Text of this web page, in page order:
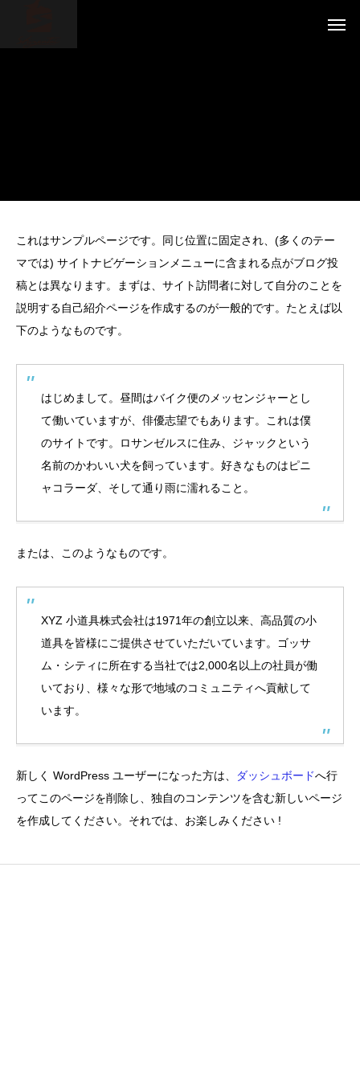
これはサンプルページです。同じ位置に固定され、(多くのテー
マでは) サイトナビゲーションメニューに含まれる点がブログ投
稿とは異なります。まずは、サイト訪問者に対して自分のことを
説明する自己紹介ページを作成するのが一般的です。たとえば以
下のようなものです。
はじめまして。昼間はバイク便のメッセンジャーとし
て働いていますが、俳優志望でもあります。これは僕
のサイトです。ロサンゼルスに住み、ジャックという
名前のかわいい犬を飼っています。好きなものはピニ
ャコラーダ、そして通り雨に濡れること。
または、このようなものです。
XYZ 小道具株式会社は1971年の創立以来、高品質の小
道具を皆様にご提供させていただいています。ゴッサ
ム・シティに所在する当社では2,000名以上の社員が働
いており、様々な形で地域のコミュニティへ貢献して
います。
新しく WordPress ユーザーになった方は、 ダッシュボードへ行
ってこのページを削除し、独自のコンテンツを含む新しいページ
を作成してください。それでは、お楽しみください !